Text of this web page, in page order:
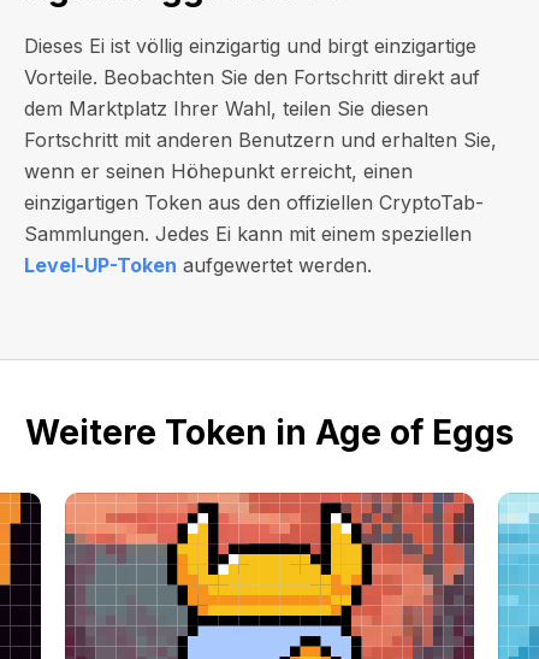
Dieses Ei ist völlig einzigartig und birgt einzigartige
Vorteile. Beobachten Sie den Fortschritt direkt auf
dem Marktplatz Ihrer Wahl, teilen Sie diesen
Fortschritt mit anderen Benutzern und erhalten Sie,
wenn er seinen Höhepunkt erreicht, einen
einzigartigen Token aus den offiziellen CryptoTab-
Sammlungen. Jedes Ei kann mit einem speziellen
Level-UP-Token aufgewertet werden.
Weitere Token in Age of Eggs